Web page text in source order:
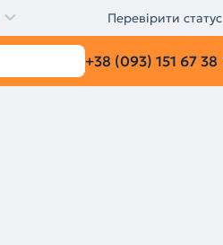
Перевірити статус
+38 (093) 151 67 38